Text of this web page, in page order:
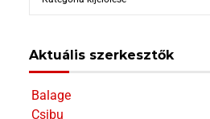
Aktuális szerkesztők
Balage
Csibu